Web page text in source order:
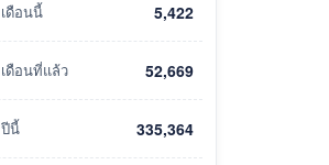
เดือนนี้ 5,422
เดือนที่แล้ว 52,669
ปีนี้ 335,364